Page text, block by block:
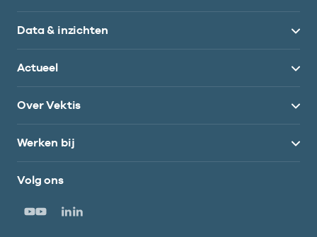
Data & inzichten
Actueel
Over Vektis
Werken bij
Volg ons